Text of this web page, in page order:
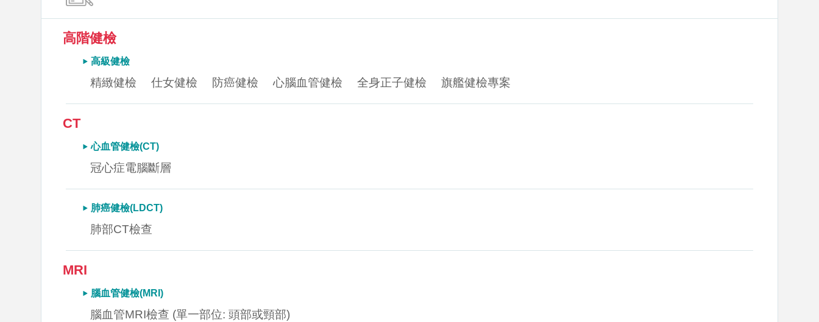
高階健檢
高級健檢
精緻健檢 仕女健檢 防癌健檢 心腦血管健檢 全身正子健檢 旗艦健檢專案
CT
心血管健檢(CT)
冠心症電腦斷層
肺癌健檢(LDCT)
肺部CT檢查
MRI
腦血管健檢(MRI)
腦血管MRI檢查 (單一部位: 頭部或頸部)